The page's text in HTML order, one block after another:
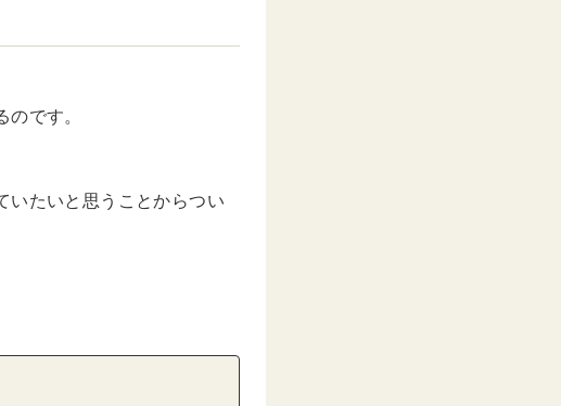
です。
いたいと思うことからつい